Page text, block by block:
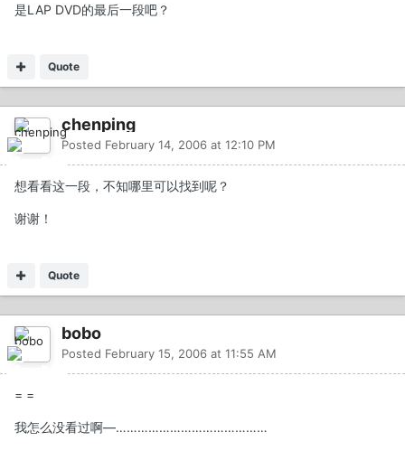
是LAP DVD的最后一段吧？
Quote
chenping
Posted February 14, 2006 at 12:10 PM
想看看这一段，不知哪里可以找到呢？
谢谢！
Quote
bobo
Posted February 15, 2006 at 11:55 AM
= =
我怎么没看过啊—……………………………………